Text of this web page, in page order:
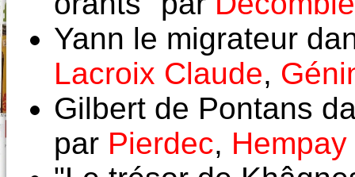
Yann le migrateur
Lacroix Claude,
Gilbert de Pontans
par Pierdec,